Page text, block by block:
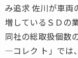
み追求 佐川が車両
増しているＳＤの
同社の総取扱個数
―コレク ト」では